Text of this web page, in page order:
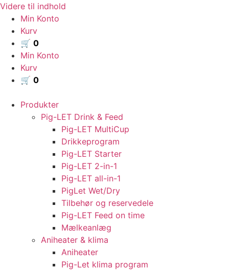
Videre til indhold
Min Konto
Kurv
🛒 0
Min Konto
Kurv
🛒 0
Produkter
Pig-LET Drink & Feed
Pig-LET MultiCup
Drikkeprogram
Pig-LET Starter
Pig-LET 2-in-1
Pig-LET all-in-1
PigLet Wet/Dry
Tilbehør og reservedele
Pig-LET Feed on time
Mælkeanlæg
Aniheater & klima
Aniheater
Pig-Let klima program